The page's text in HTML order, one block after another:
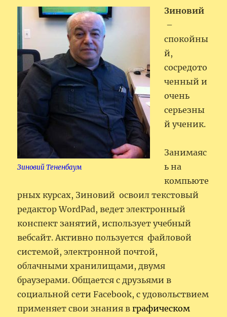
Зиновий Тененбаум
Зиновий
–
спокойны
й,
сосредото
ченный и
очень
серьезны
й ученик.
Занимаяс
ь на
компьюте
рных курсах, Зиновий освоил текстовый
редактор WordPad, ведет электронный
конспект занятий, использует учебный
вебсайт. Активно пользуется файловой
системой, электронной почтой,
облачными хранилищами, двумя
браузерами. Общается с друзьями в
социальной сети Facebook, с удовольствием
применяет свои знания вграфическом